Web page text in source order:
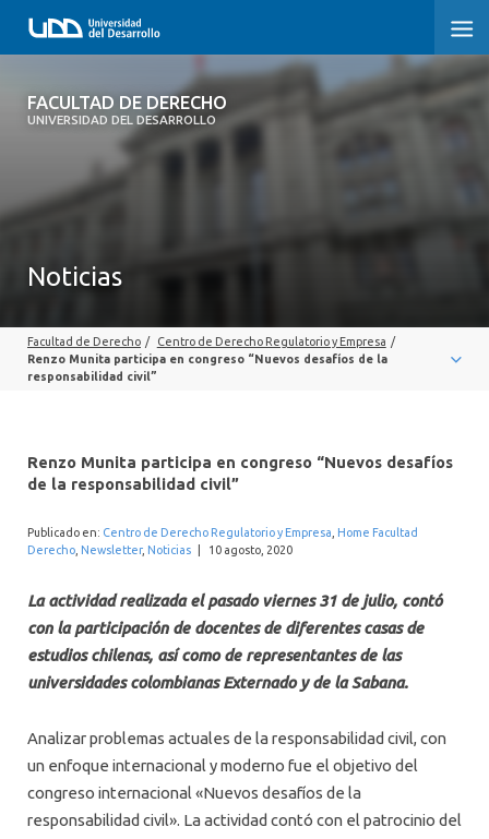
FACULTAD DE DERECHO
UNIVERSIDAD DEL DESARROLLO
FACULTAD DE DERECHO
SOBRE LA FACULTAD
PROFESORES
INTERNACIONAL
Noticias
Facultad de Derecho / Centro de Derecho Regulatorio y Empresa /
Renzo Munita participa en congreso “Nuevos desafíos de la
responsabilidad civil”
Renzo Munita participa en congreso “Nuevos desafíos
de la responsabilidad civil”
Publicado en: Centro de Derecho Regulatorio y Empresa Home Facultad
Derecho Newsletter, Noticias 10 agosto, 2020
La actividad realizada el pasado viernes 31 de julio, contó
con la participación de docentes de diferentes casas de
estudios chilenas, así como de representantes de las
universidades colombianas Externado y de la Sabana.
Analizar problemas actuales de la responsabilidad civil, con
un enfoque internacional y moderno fue el objetivo del
congreso internacional «Nuevos desafíos de la
responsabilidad civil». La actividad contó con el patrocinio del